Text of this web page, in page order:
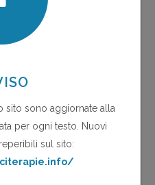
tenofovir,
reazioni cutanee!
intensivo